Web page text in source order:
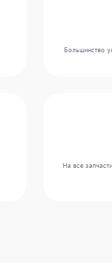
Большинство
На все